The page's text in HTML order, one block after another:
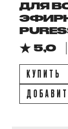
ДЛЯ
5,0
КУПИТЬ